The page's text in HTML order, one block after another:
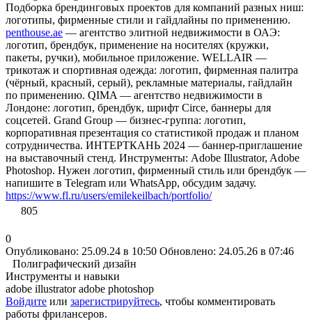
Подборка брендинговых проектов для компаний разных ниш:
логотипы, фирменные стили и гайдлайны по применению.
penthouse.ae — агентство элитной недвижимости в ОАЭ:
логотип, брендбук, применение на носителях (кружки,
пакеты, ручки), мобильное приложение. WELLAIR —
трикотаж и спортивная одежда: логотип, фирменная палитра
(чёрный, красный, серый), рекламные материалы, гайдлайн
по применению. QIMA — агентство недвижимости в
Лондоне: логотип, брендбук, шрифт Circe, баннеры для
соцсетей. Grand Group — бизнес-группа: логотип,
корпоративная презентация со статистикой продаж и планом
сотрудничества. ИНТЕРТКАНЬ 2024 — баннер-приглашение
на выставочный стенд. Инструменты: Adobe Illustrator, Adobe
Photoshop. Нужен логотип, фирменный стиль или брендбук —
напишите в Telegram или WhatsApp, обсудим задачу.
https://www.fl.ru/users/emilekeilbach/portfolio/
805
0
Опубликовано: 25.09.24 в 10:50 Обновлено: 24.05.26 в 07:46
Полиграфический дизайн
Инструменты и навыки
adobe illustratoradobe photoshop
Войдите или зарегистрируйтесь, чтобы комментировать
работы фрилансеров.